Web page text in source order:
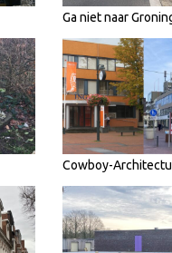
Ga niet naar
Cowboy-